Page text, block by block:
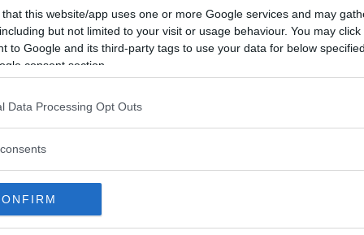
that this website/app uses one or more Google services and may
but not limited to your visit or usage behaviour. You may
to Google and its third-party tags to use your data for below
consent section.
Data Processing Opt Outs
stiamo comunicando il nostro accordo
comunque con la diffusione delle conoscenze
vi diceva di non indicare perché era un gesto
in
la possibilità che gli
in questo è d'aiuto anche ad una "non
è stato pubblicato uno studio considerato la